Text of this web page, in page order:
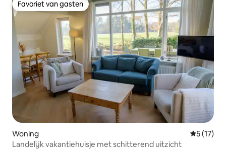
Favoriet van gasten
Favoriet van gasten
Woning
5 (17)
Landelijk vakantiehuisje met schitterend uitzicht